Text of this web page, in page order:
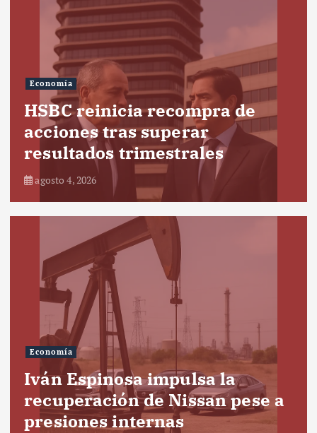
Economía
HSBC reinicia recompra de
acciones tras superar
resultados trimestrales
agosto 4, 2026
Economía
Iván Espinosa impulsa la
recuperación de Nissan pese a
presiones internas